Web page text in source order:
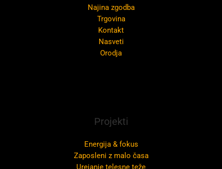
Najina zgodba
Trgovina
Kontakt
Nasveti
Orodja
Projekti
Energija & fokus
Zaposleni z malo časa
Urejanje telesne teže